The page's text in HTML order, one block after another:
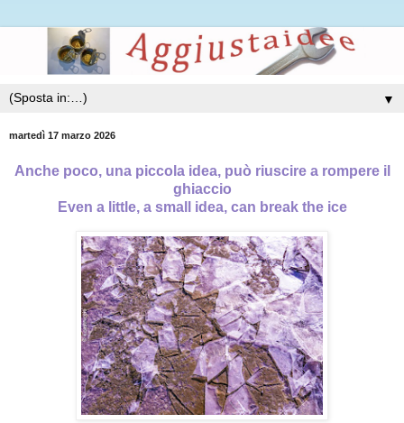
▼
martedì 17 marzo 2026
Anche poco, una piccola idea, può riuscire a rompere il
ghiaccio
Even a little, a small idea, can break the ice